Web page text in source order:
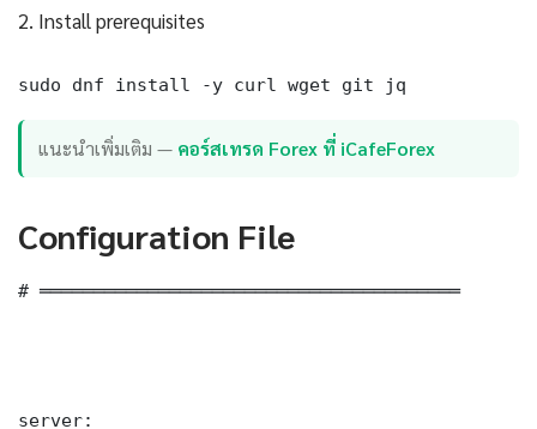
2. Install prerequisites
sudo dnf install -y curl wget git jq
แนะนำเพิ่มเติม — คอร์สเทรด Forex ที่ iCafeForex
Configuration File
# ═══════════════════════════════════════
server: